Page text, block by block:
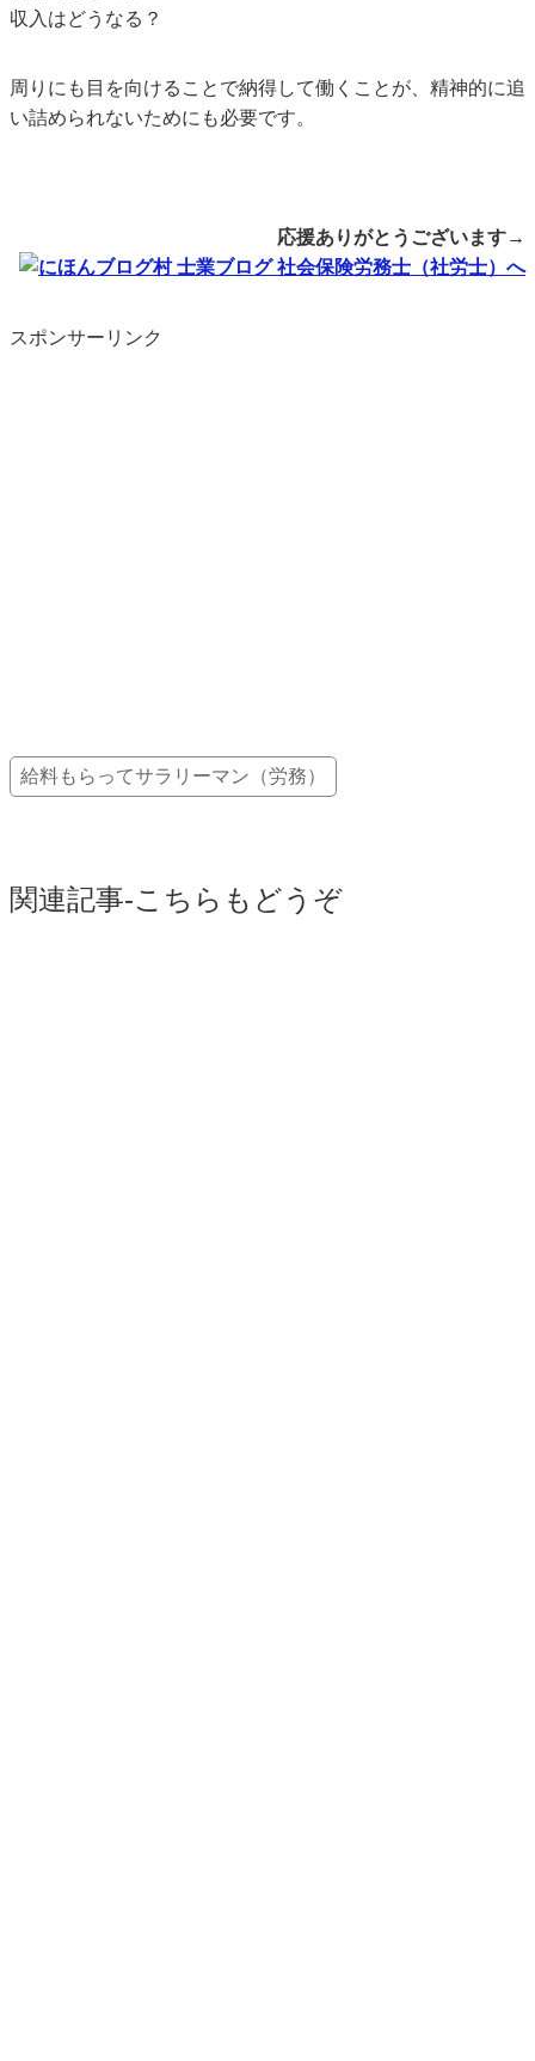
収入はどうなる？
周りにも目を向けることで納得して働くことが、精神的に追
い詰められないためにも必要です。
応援ありがとうございます→
スポンサーリンク
給料もらってサラリーマン（労務）
関連記事-こちらもどうぞ